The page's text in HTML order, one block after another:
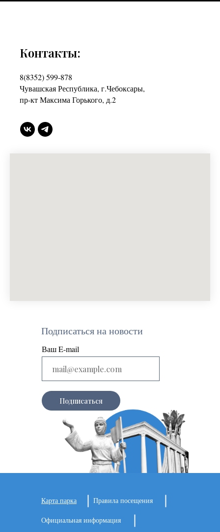
Контакты:
8(8352) 599-878
Чувашская Республика, г.Чебоксары,
пр-кт Максима Горького, д.2
Ваш E-mail
Подписаться
Подписаться на новости
Карта парка Правила посещения
Официальная информация